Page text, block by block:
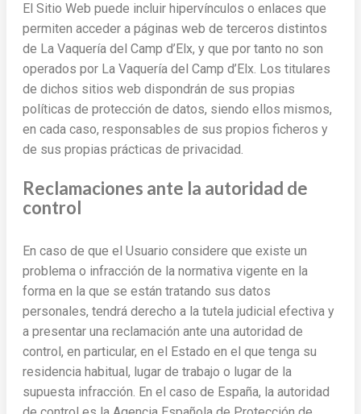
El Sitio Web puede incluir hipervínculos o enlaces que
permiten acceder a páginas web de terceros distintos
de La Vaquería del Camp d’Elx, y que por tanto no son
operados por La Vaquería del Camp d’Elx. Los titulares
de dichos sitios web dispondrán de sus propias
políticas de protección de datos, siendo ellos mismos,
en cada caso, responsables de sus propios ficheros y
de sus propias prácticas de privacidad.
Reclamaciones ante la autoridad de
control
En caso de que el Usuario considere que existe un
problema o infracción de la normativa vigente en la
forma en la que se están tratando sus datos
personales, tendrá derecho a la tutela judicial efectiva y
a presentar una reclamación ante una autoridad de
control, en particular, en el Estado en el que tenga su
residencia habitual, lugar de trabajo o lugar de la
supuesta infracción. En el caso de España, la autoridad